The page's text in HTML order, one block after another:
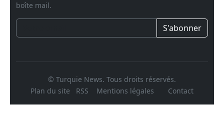
boîte mail.
S'abonner
© Turquie News. Tous droits réservés.
Plan du site
RSS Mentions légales Contact